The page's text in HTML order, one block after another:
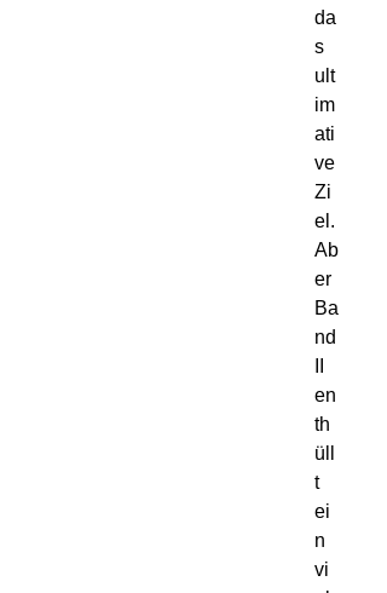
da
s
ult
im
ati
ve
Zi
el.
Ab
er
Ba
nd
en
th
üll
t
ei
n
vi